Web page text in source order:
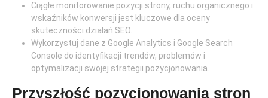
Ciągłe monitorowanie pozycji strony, ruchu organicznego i
wskaźników konwersji jest kluczowe dla oceny
skuteczności działań SEO.
Wykorzystuj dane z Google Analytics i Google Search
Console do identyfikacji trendów, problemów i
optymalizacji swojej strategii pozycjonowania.
Przyszłość pozycjonowania stron